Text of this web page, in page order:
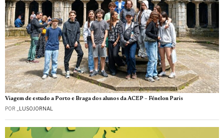
Viagem de estudo a Porto e Braga dos alunos da ACEP – Fénelon Paris
POR _LUSOJORNAL